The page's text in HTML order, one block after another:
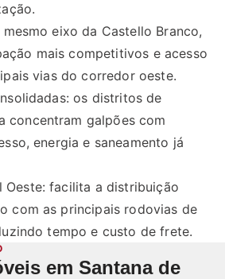
eixo da Castello Branco,
mais competitivos e acesso
vias do corredor oeste.
os distritos de
concentram galpões com
energia e saneamento já
Oeste: facilita a distribuição
com as principais rodovias de
tempo e custo de frete.
em Santana de